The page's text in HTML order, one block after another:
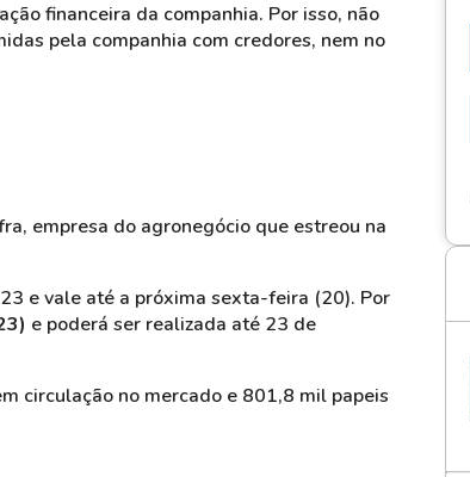
financeira da companhia. Por isso, não
pela companhia com credores, nem no
empresa do agronegócio que estreou na
e vale até a próxima sexta-feira (20). Por
e poderá ser realizada até 23 de
circulação no mercado e 801,8 mil papeis